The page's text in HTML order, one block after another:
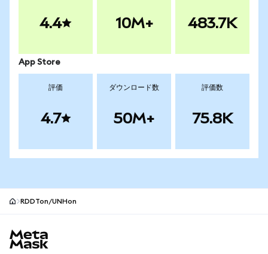
4.4 10M+ 483.7K
App Store
評価
4.7
ダウンロード数
50M+
評価数
75.8K
RDDTon/UNHon